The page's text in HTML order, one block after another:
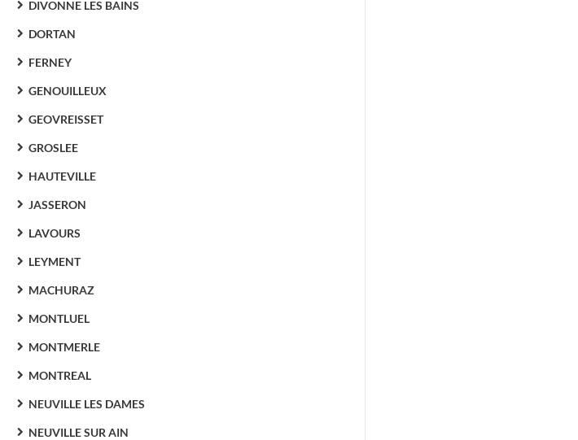
DIVONNE LES BAINS
DORTAN
FERNEY
GENOUILLEUX
GEOVREISSET
GROSLEE
HAUTEVILLE
JASSERON
LAVOURS
LEYMENT
MACHURAZ
MONTLUEL
MONTMERLE
MONTREAL
NEUVILLE LES DAMES
NEUVILLE SUR AIN